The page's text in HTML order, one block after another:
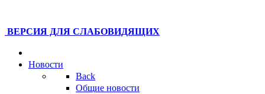
ВЕРСИЯ ДЛЯ СЛАБОВИДЯЩИХ
Новости
Back
Общие новости